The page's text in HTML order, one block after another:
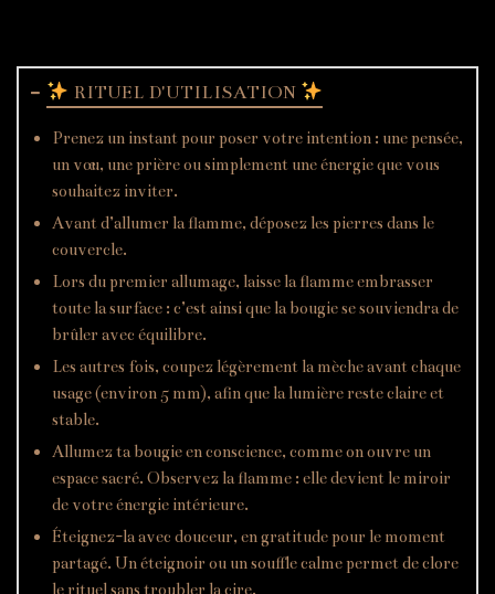
RITUEL D'UTILISATION
Prenez un instant pour poser votre intention : une pensée,
un vœu, une prière ou simplement une énergie que vous
souhaitez inviter.
Avant d’allumer la flamme, déposez les pierres dans le
couvercle.
Lors du premier allumage, laisse la flamme embrasser
toute la surface : c’est ainsi que la bougie se souviendra de
brûler avec équilibre.
Les autres fois, coupez légèrement la mèche avant chaque
usage (environ 5 mm), afin que la lumière reste claire et
stable.
Allumez ta bougie en conscience, comme on ouvre un
espace sacré. Observez la flamme : elle devient le miroir
de votre énergie intérieure.
Éteignez-la avec douceur, en gratitude pour le moment
partagé. Un éteignoir ou un souffle calme permet de clore
le rituel sans troubler la cire.